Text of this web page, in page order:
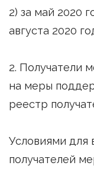
2) за май 2020
августа 2020
2. Получатели
на меры
реестр
Условиями для
получателей